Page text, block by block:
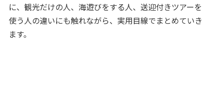
に、観光だけの人、海遊びをする人、送迎付きツアーを
使う人の違いにも触れながら、実用目線でまとめていき
ます。